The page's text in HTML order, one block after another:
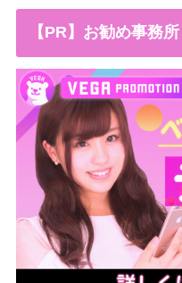
【PR】お勧め事務所